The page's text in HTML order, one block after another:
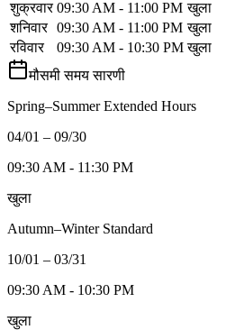
शुक्रवार 09:30 AM - 11:00 PM खुला
शनिवार 09:30 AM - 11:00 PM खुला
रविवार
09:30 AM - 10:30 PM खुला
मौसमी समय सारणी
Spring–Summer Extended Hours
04/01 – 09/30
09:30 AM - 11:30 PM
खुला
Autumn–Winter Standard
10/01 – 03/31
09:30 AM - 10:30 PM
खुला